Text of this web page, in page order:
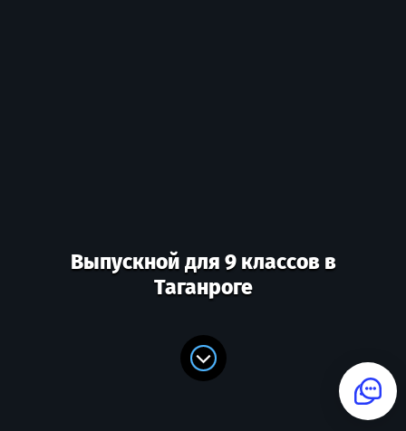
Выпускной для 9 классов в
Таганроге